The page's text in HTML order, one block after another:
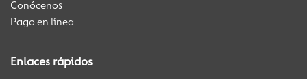
Conócenos
Pago en línea
Enlaces rápidos